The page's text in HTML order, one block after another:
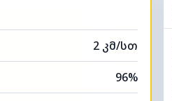
2 კმ/სთ
96%